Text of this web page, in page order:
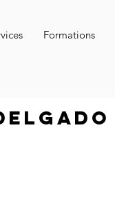
Formations